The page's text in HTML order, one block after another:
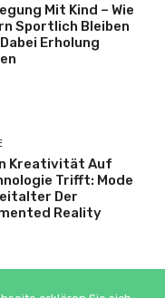
Mit Kind – Wie
Sportlich Bleiben
Erholung
Kreativität Auf
Trifft: Mode
Der
Reality